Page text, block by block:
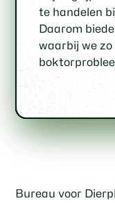
inspectie van
omvang van
stellen en
milieu als uw
hoe u in de
voorkomen.
zodat u
resultaat.
te handelen
Daarom
waarbij we zo
Bureau voor